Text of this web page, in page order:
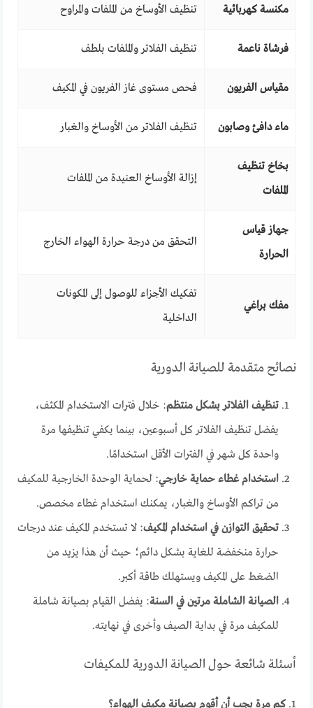
مكنسة كهربائية تنظيف الأوساخ من الملفات والمراوح
فرشاة ناعمة تنظيف الفلاتر والملفات بلطف
مقياس الفريون فحص مستوى غاز الفريون في المكيف
ماء دافئ وصابون تنظيف الفلاتر من الأوساخ والغبار
بخاخ تنظيف
الملفات
إزالة الأوساخ العنيدة من الملفات
جهاز قياس
الحرارة
التحقق من درجة حرارة الهواء الخارج
مفك براغي
تفكيك الأجزاء للوصول إلى المكونات
الداخلية
نصائح متقدمة للصيانة الدورية
تنظيف الفلاتر بشكل منتظم: خلال فترات الاستخدام المكثف،
يفضل تنظيف الفلاتر كل أسبوعين، بينما يكفي تنظيفها مرة
واحدة كل شهر في الفترات الأقل استخدامًا.
استخدام غطاء حماية خارجي: لحماية الوحدة الخارجية للمكيف
من تراكم الأوساخ والغبار، يمكنك استخدام غطاء مخصص.
تحقيق التوازن في استخدام المكيف: لا تستخدم المكيف عند درجات
حرارة منخفضة للغاية بشكل دائم؛ حيث أن هذا يزيد من
الضغط على المكيف ويستهلك طاقة أكبر.
الصيانة الشاملة مرتين في السنة: يفضل القيام بصيانة شاملة
للمكيف مرة في بداية الصيف وأخرى في نهايته.
أسئلة شائعة حول الصيانة الدورية للمكيفات
1. كم مرة يجب أن أقوم بصيانة مكيف الهواء؟